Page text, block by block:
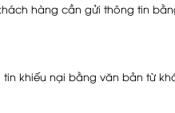
hàng cần gửi thông tin
khiếu nại bằng văn bản từ